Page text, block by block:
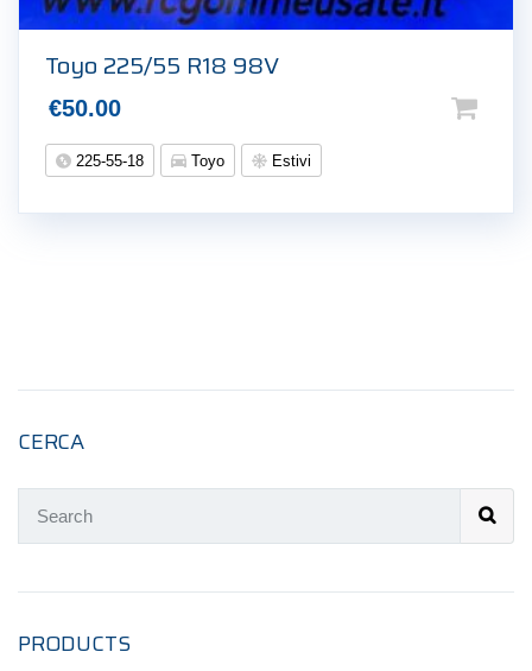
Toyo 225/55 R18 98V
€50.00
225-55-18 Toyo Estivi
CERCA
PRODUCTS